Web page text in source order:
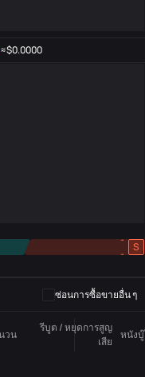
≈$0.0000
S
-
-
ซ่อนการซื้อขายอื่น ๆ
วน
รีบูต / หยุดการสูญ
เสีย
หนังบู๊